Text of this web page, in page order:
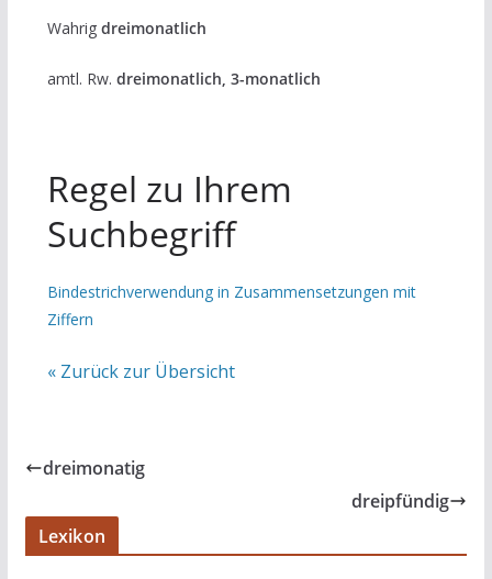
Wahrig dreimonatlich
amtl. Rw. dreimonatlich, 3-monatlich
Regel zu Ihrem
Suchbegriff
Bindestrichverwendung in Zusammensetzungen mit
Ziffern
« Zurück zur Übersicht
dreimonatig
dreipfündig
Lexikon